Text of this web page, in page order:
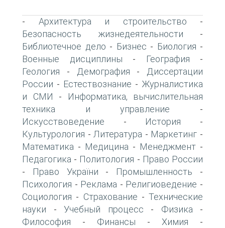
- Архитектура и строительство -
Безопасность жизнедеятельности -
Библиотечное дело - Бизнес - Биология -
Военные дисциплины - География -
Геология - Демография -
Диссертации
России - Естествознание - Журналистика
и СМИ -
Информатика, вычислительная
техника и управление -
Искусствоведение - История -
Культурология - Литература - Маркетинг -
Математика - Медицина - Менеджмент -
Педагогика - Политология - Право России
- Право України - Промышленность -
Психология - Реклама - Религиоведение -
Социология - Страхование - Технические
науки - Учебный процесс - Физика -
Философия - Финансы - Химия -